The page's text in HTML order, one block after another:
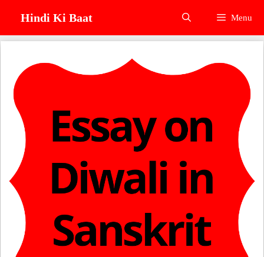
content
Hindi Ki Baat Menu